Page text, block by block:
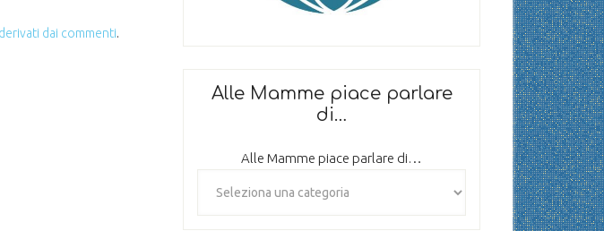
dai commenti.
Alle Mamme piace parlare
di…
Alle Mamme piace parlare di…